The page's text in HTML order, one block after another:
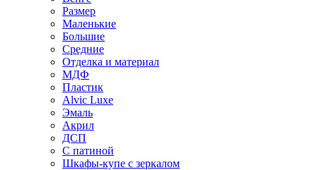
Размер
Маленькие
Большие
Средние
Отделка и материал
МДФ
Пластик
Alvic Luxe
Эмаль
Акрил
ДСП
С патиной
Шкафы-купе с зеркалом